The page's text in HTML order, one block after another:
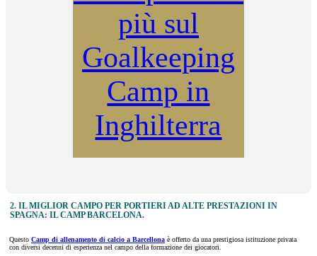
più sul
Goalkeeping
Camp in
Inghilterra
2. IL MIGLIOR CAMPO PER PORTIERI AD ALTE PRESTAZIONI IN
SPAGNA: IL CAMP BARCELONA.
Questo Camp di allenamento di calcio a Barcellona è offerto da una prestigiosa istituzione privata
con diversi decenni di esperienza nel campo della formazione dei giocatori.